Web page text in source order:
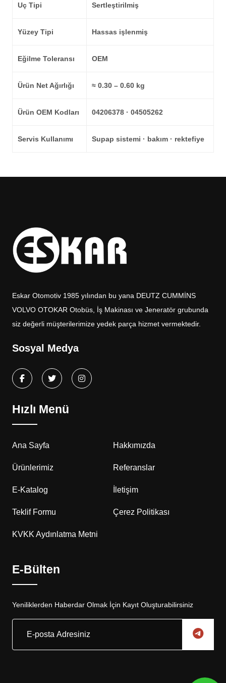
Uç Tipi Sertleştirilmiş
Yüzey Tipi Hassas işlenmiş
Eğilme Toleransı OEM
Ürün Net Ağırlığı ≈ 0.30 – 0.60 kg
Ürün OEM Kodları 04206378 · 04505262
Servis Kullanımı Supap sistemi · bakım · rektefiye
Eskar Otomotiv 1985 yılından bu yana DEUTZ CUMMİNS
VOLVO OTOKAR Otobüs, İş Makinası ve Jeneratör grubunda
siz değerli müşterilerimize yedek parça hizmet vermektedir.
Sosyal Medya
Hızlı Menü
Ana Sayfa Hakkımızda
Ürünlerimiz Referanslar
E-Katalog İletişim
Teklif Formu Çerez Politikası
KVKK Aydınlatma Metni
E-Bülten
Yeniliklerden Haberdar Olmak İçin Kayıt Oluşturabilirsiniz